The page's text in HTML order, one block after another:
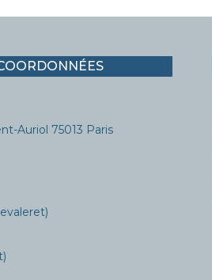
Auriol 75013 Paris